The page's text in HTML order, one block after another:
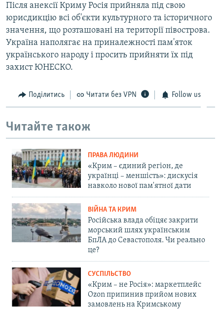
Після анексії Криму Росія прийняла під свою
юрисдикцію всі об'єкти культурного та історичного
значення, що розташовані на території півострова.
Україна наполягає на приналежності пам'яток
українського народу і просить прийняти їх під
захист ЮНЕСКО.
Поділитись Читати без VPN Follow us
Читайте також
ПРАВА ЛЮДИНИ
«Крим – єдиний регіон, де
українці – меншість»: дискусія
навколо нової пам'ятної дати
ВІЙНА ТА КРИМ
Російська влада обіцяє закрити
морський шлях українським
БпЛА до Севастополя. Чи реально
це?
СУСПІЛЬСТВО
«Крим – не Росія»: маркетплейс
Ozon припинив прийом нових
замовлень на Кримському